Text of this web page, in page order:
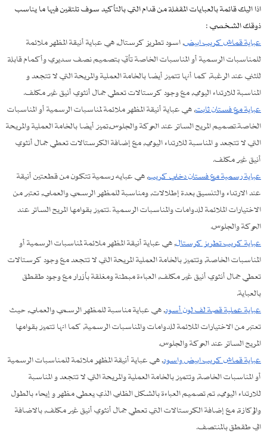
اذا اليك قائمة بالعبايات المقفلة من قدام التي بالتأكيد سوف تلتقين فيها ما يناسب
ذوقك الشخصي :
عباية قماش كريب ابيض, اسود تطريز كرستال, هي عباية أنيقة المظهر ملائمة
للمناسبات الرسمية أو المناسبات الخاصة تأتي بتصميم نصف سديري وأكمام قابلة
للثني عند الرغبة, كما أنها تتميز أيضا بالخامة العملية والمريحة التي لا تتجعد و
المناسبة للارتداء اليومي, مع وجود كرستالات تعطي جمال أنثوي أنيق غير مكلف.
عباية مع فستان ثابت, هي عباية أنيقة المظهر ملائمة لمناسبات الرسمية أو المناسبات
الخاصة.تصميم المريح الساتر عند الحركة والجلوس,تميز أيضا بالخامة العملية والمريحة
التي لا تتجعد و المناسبة للارتداء اليومي, مع إضافة الكرستالات تعطي جمال أنثوي
أنيق غير مكلف.
عباية رسمية مع فستان دخلي كريب, هي عبايه رسمية تتكون من قطعتين أنيقة
عند الارتداء والتنسيق بعدة إطلالات, ومناسبة للمظهر الرسمي والعملي, تعتبر من
الاختيارات الملائمة للدوامات والمناسبات الرسمية .تتميز بقوامها المريح الساتر عند
الحركة والجلوس.
عباية كريب تطريز كرستال, هي عباية أنيقة المظهر ملائمة لمناسبات الرسمية أو
المناسبات الخاصة, وتتميز بالخامة العملية المريحة التي لا تتجعد مع وجود كرستالات
تعطي جمال أنثوي أنيق غير مكلف, العباءة مبطنة ومغلقة بأزرار مع وجود طقطق
بالعباية.
عباية عملية قصة لف لون أسود, هي عباية مناسبة للمظهر الرسمي والعملي, حيث
تعتبر من الاختيارات الملائمة للدوامات والمناسبات الرسمية, كما انها تتميز بقوامها
المريح الساتر عند الحركة والجلوس.
عباية قماش كريب ابيض واسود, هي عباية أنيقة المظهر ملائمة للمناسبات الرسمية
أو المناسبات الخاصة, وتتميز بالخامة العملية والمريحة التي لا تتجعد و المناسبة
للارتداء اليومي, تم تصميم العباءة بالشكل الظلي الذي يعطي مظهر و إيحاء بالطول
والركازة, مع إضافة الكرستالات التي تعطي جمال أنثوي أنيق غير مكلف, بالاضافة
الي طقطق بالمنتصف.